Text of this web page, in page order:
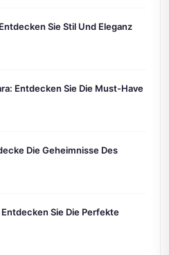
Sie Stil Und Eleganz
Entdecken Sie Die Must-Have
Die Geheimnisse Des
Sie Die Perfekte